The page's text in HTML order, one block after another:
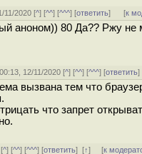
11/2020 [^] [^^] [^^^] [ответить] [к
аноном)) 80 Да?? Ржу не
12/11/2020 [^] [^^] [^^^] [ответить]
вызвана тем что
что запрет
^] [^^] [^^^] [ответить][↑] [к